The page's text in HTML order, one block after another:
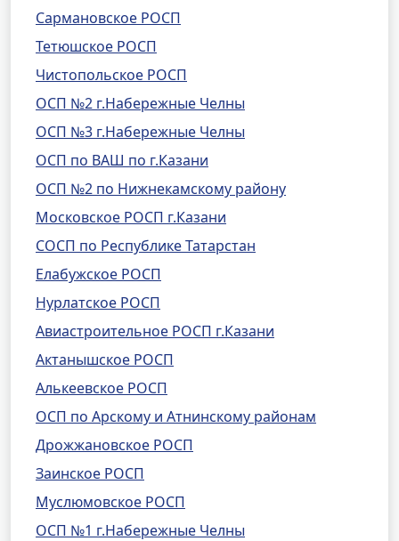
Сармановское РОСП
Тетюшское РОСП
Чистопольское РОСП
ОСП №2 г.Набережные Челны
ОСП №3 г.Набережные Челны
ОСП по ВАШ по г.Казани
ОСП №2 по Нижнекамскому району
Московское РОСП г.Казани
СОСП по Республике Татарстан
Елабужское РОСП
Нурлатское РОСП
Авиастроительное РОСП г.Казани
Актанышское РОСП
Алькеевское РОСП
ОСП по Арскому и Атнинскому районам
Дрожжановское РОСП
Заинское РОСП
Муслюмовское РОСП
ОСП №1 г.Набережные Челны